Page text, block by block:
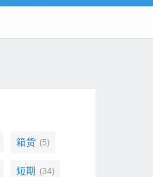
箱货 (5)
短期 (34)